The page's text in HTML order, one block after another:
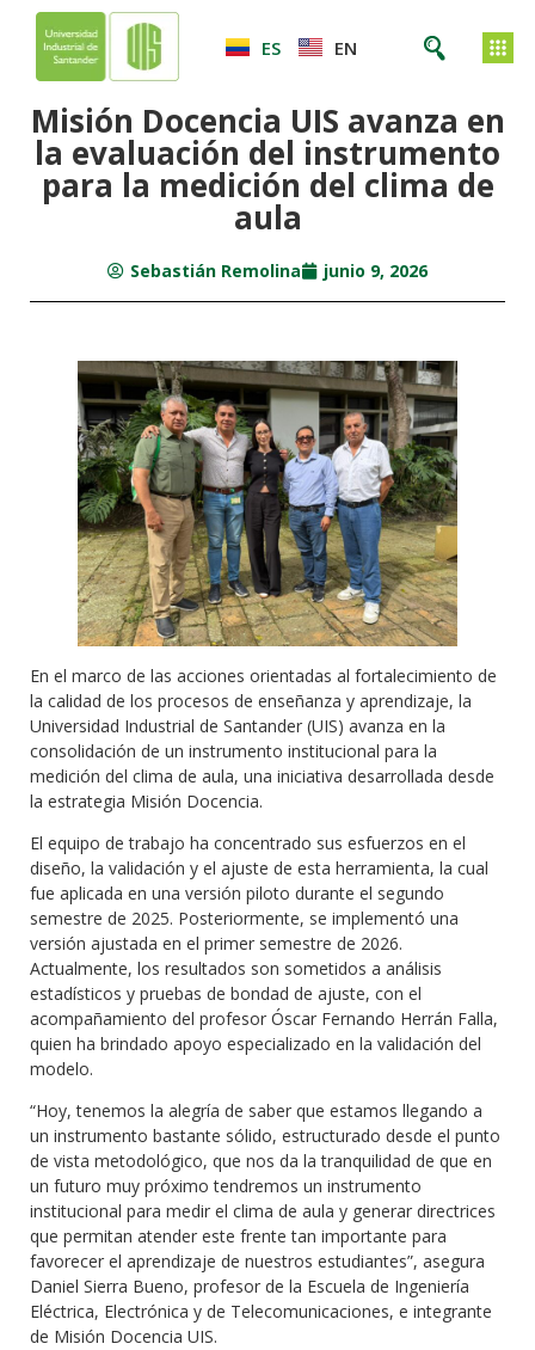
ES EN
Misión Docencia UIS avanza en
la evaluación del instrumento
para la medición del clima de
aula
Sebastián Remolina junio 9, 2026
En el marco de las acciones orientadas al fortalecimiento de
la calidad de los procesos de enseñanza y aprendizaje, la
Universidad Industrial de Santander (UIS) avanza en la
consolidación de un instrumento institucional para la
medición del clima de aula, una iniciativa desarrollada desde
la estrategia Misión Docencia.
El equipo de trabajo ha concentrado sus esfuerzos en el
diseño, la validación y el ajuste de esta herramienta, la cual
fue aplicada en una versión piloto durante el segundo
semestre de 2025. Posteriormente, se implementó una
versión ajustada en el primer semestre de 2026.
Actualmente, los resultados son sometidos a análisis
estadísticos y pruebas de bondad de ajuste, con el
acompañamiento del profesor Óscar Fernando Herrán Falla,
quien ha brindado apoyo especializado en la validación del
modelo.
“Hoy, tenemos la alegría de saber que estamos llegando a
un instrumento bastante sólido, estructurado desde el punto
de vista metodológico, que nos da la tranquilidad de que en
un futuro muy próximo tendremos un instrumento
institucional para medir el clima de aula y generar directrices
que permitan atender este frente tan importante para
favorecer el aprendizaje de nuestros estudiantes”, asegura
Daniel Sierra Bueno, profesor de la Escuela de Ingeniería
Eléctrica, Electrónica y de Telecomunicaciones, e integrante
de Misión Docencia UIS.